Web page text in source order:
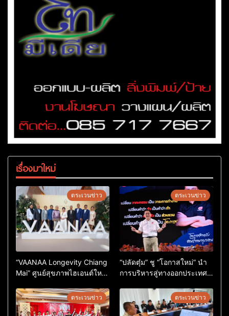
เรื่องมาใหม่
ตระเวนข่าว
“VAANAA Longevity Chiang
Mai” ศูนย์สุขภาพไฮเอนต์ใหญ่
ตระเวนข่าว
“ปลัดตุ๋ม” ชู “โอกาสใหม่” นำ
การบริหารสู่ทางออกประเทศ
ตระเวนข่าว ตระเวนข่าว